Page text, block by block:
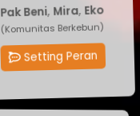
Pak Beni,Mira,Eko
(Komunitas Berkebun)
Setting Peran